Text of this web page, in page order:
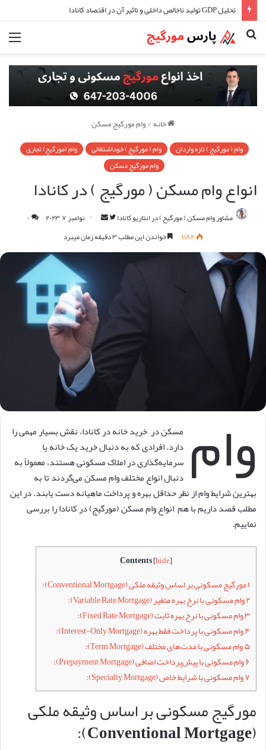
تحلیل GDP تولید ناخالص داخلی و تاثیر آن در اقتصاد کانادا
جستجو
خانه/وام مورگیج مسکن
وام ( مورگیج ) تازه واردان وام ( مورگیج ) خوداشتغالی
وام (مورگیج) تجاری
وام مورگیج مسکن
انواع وام مسکن ( مورگیج ) در کانادا
مشاور وام مسکن ( مورگیح ) در انتاریو کانادا
مارا
در
Twitter
ارسال نوامبر ۷, ۲۰۲۳
۰
۱,۱۸۲
خواندن این مطلب ۳ دقیقه زمان میبرد
وام مسکن در خرید خانه در کانادا، نقش بسیار مهمی را
دارد. افرادی که به دنبال خرید یک خانه یا
سرمایه‌گذاری در املاک مسکونی هستند، معمولاً به
دنبال انواع مختلف وام مسکن می‌گردند تا به
بهترین شرایط وام از نظر حداقل بهره و پرداخت ماهیانه دست یابند. در این
مطلب قصد داریم با هم انواع وام مسکن (مورگیج) در کانادا را بررسی
نماییم.
Contents[hide]
۱مورگیج مسکونی بر اساس وثیقه ملکی (Conventional Mortgage):
۲وام مسکونی با نرخ بهره متغیر (Variable Rate Mortgage):
۳وام مسکونی با نرخ بهره ثابت (Fixed Rate Mortgage):
۴وام مسکونی با پرداخت فقط بهره (Interest-Only Mortgage):
۵وام مسکونی با مدت‌های مختلف (Term Mortgage):
۶وام مسکونی با پیش‌پرداخت اضافی (Prepayment Mortgage):
۷وام مسکونی با شرایط خاص (Specialty Mortgage):
مورگیج مسکونی بر اساس وثیقه ملکی
(Conventional Mortgage):